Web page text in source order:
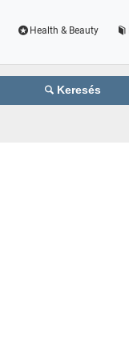
Health & Beauty
Keresés